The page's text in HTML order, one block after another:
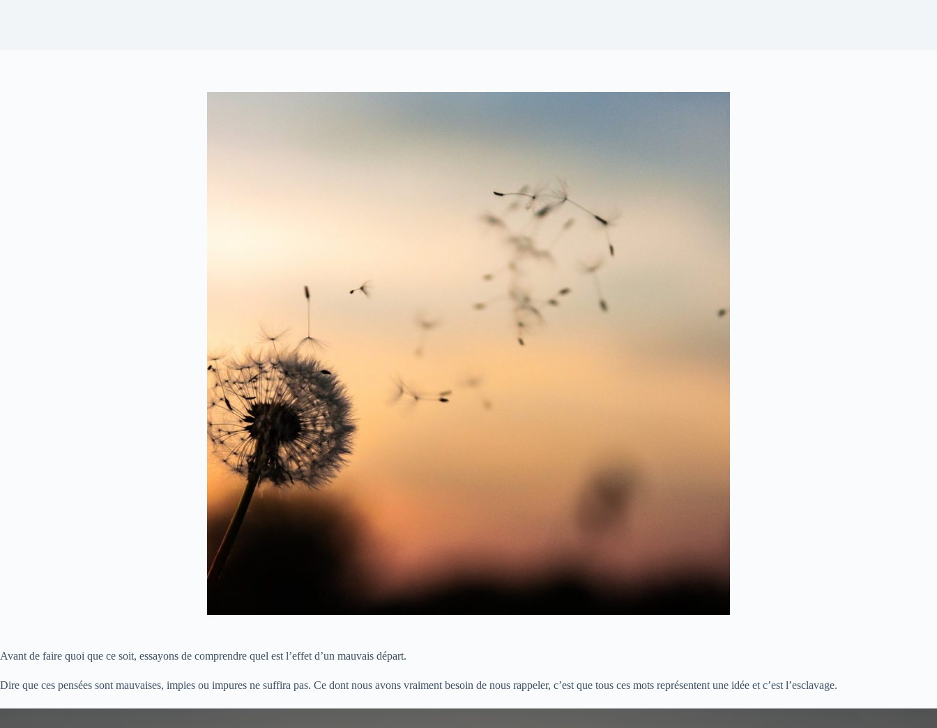
Avant de faire quoi que ce soit, essayons de comprendre quel est l’effet d’un mauvais départ.
Dire que ces pensées sont mauvaises, impies ou impures ne suffira pas. Ce dont nous avons vraiment besoin de nous rappeler, c’est que tous ces mots représentent une idée et c’est l’esclavage.